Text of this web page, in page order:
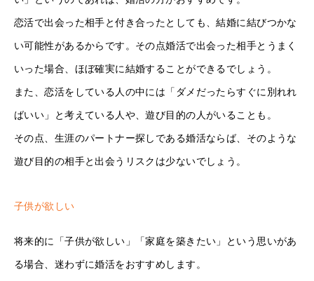
恋活で出会った相手と付き合ったとしても、結婚に結びつかな
い可能性があるからです。その点婚活で出会った相手とうまく
いった場合、ほぼ確実に結婚することができるでしょう。
また、恋活をしている人の中には「ダメだったらすぐに別れれ
ばいい」と考えている人や、遊び目的の人がいることも。
その点、生涯のパートナー探しである婚活ならば、そのような
遊び目的の相手と出会うリスクは少ないでしょう。
子供が欲しい
将来的に「子供が欲しい」「家庭を築きたい」という思いがあ
る場合、迷わずに婚活をおすすめします。